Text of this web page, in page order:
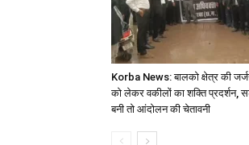
Korba News: बालको क्षेत्र की
को लेकर वकीलों का शक्ति प्रदर्शन,
बनी तो आंदोलन की चेतावनी